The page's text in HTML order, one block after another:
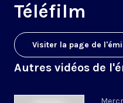
Téléfilm
Visiter la page de
Autres vidéos de